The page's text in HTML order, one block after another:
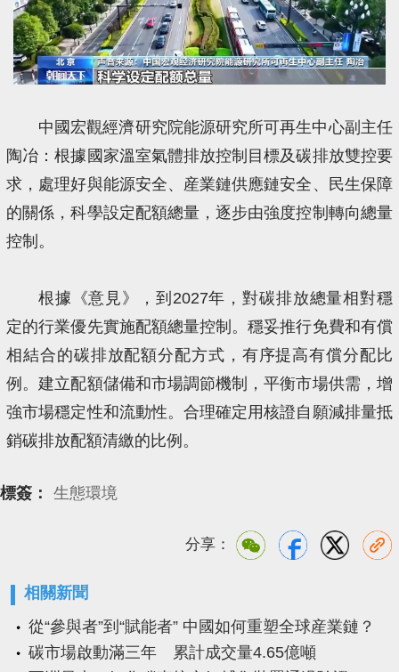
中國宏觀經濟研究院能源研究所可再生中心副主任
陶冶：根據國家溫室氣體排放控制目標及碳排放雙控要
求，處理好與能源安全、産業鏈供應鏈安全、民生保障
的關係，科學設定配額總量，逐步由強度控制轉向總量
控制。
根據《意見》，到2027年，對碳排放總量相對穩
定的行業優先實施配額總量控制。穩妥推行免費和有償
相結合的碳排放配額分配方式，有序提高有償分配比
例。建立配額儲備和市場調節機制，平衡市場供需，增
強市場穩定性和流動性。合理確定用核證自願減排量抵
銷碳排放配額清繳的比例。
標簽： 生態環境
分享：
相關新聞
從“參與者”到“賦能者” 中國如何重塑全球産業鏈？
碳市場啟動滿三年 累計成交量4.65億噸